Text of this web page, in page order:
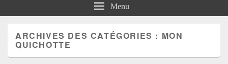
Menu
ARCHIVES DES CATÉGORIES : MON
QUICHOTTE